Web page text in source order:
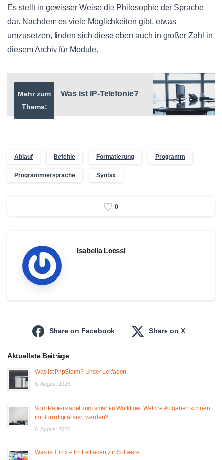
Es stellt in gewisser Weise die Philosophie der Sprache
dar. Nachdem es viele Möglichkeiten gibt, etwas
umzusetzen, finden sich diese eben auch in großer Zahl in
diesem Archiv für Module.
Mehr zum
Thema:
Was ist IP-Telefonie?
Ablauf Befehle Formatierung Programm
Programmiersprache Syntax
0
Isabella Loessl
Share on Facebook Share on X
Aktuellste Beiträge
Was ist PhpStorm? Unser Leitfaden.
6. August 2026
Vom Papierstapel zum smarten Workflow: Welche Aufgaben können
im Büro digitalisiert werden?
6. August 2026
Was ist Citrix – Ihr Leitfaden zur Software